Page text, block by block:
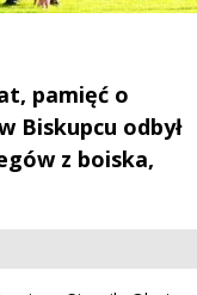
pamięć o
Biskupcu odbył
z boiska,